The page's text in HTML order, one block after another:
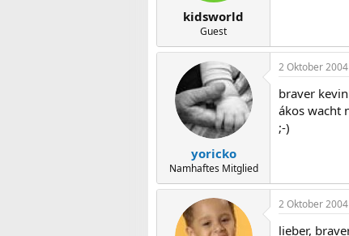
kidsworld
Guest
yoricko
Namhaftes Mitglied
2 Oktober 2004
braver
ákos wacht
;-)
2 Oktober 2004
lieber,